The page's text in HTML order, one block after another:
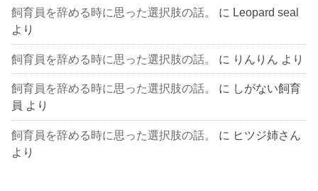
飼育員を辞める時に思った選択肢の話。 に Leopard seal
より
飼育員を辞める時に思った選択肢の話。 に りんりん より
飼育員を辞める時に思った選択肢の話。 に しがない飼育
員 より
飼育員を辞める時に思った選択肢の話。 に ヒツジ姉さん
より